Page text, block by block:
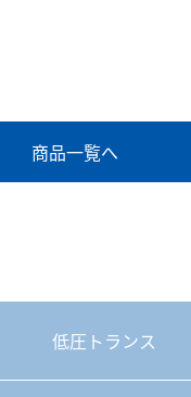
商品一覧へ
低圧トランス